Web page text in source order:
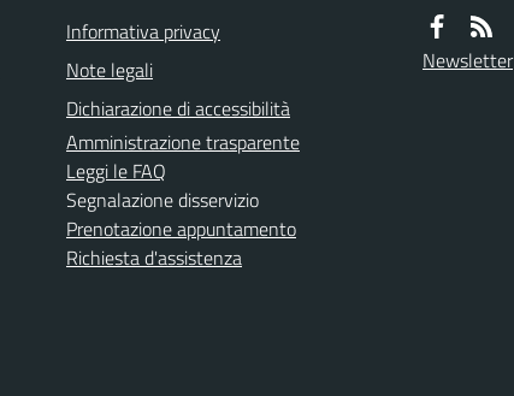
Informativa privacy
Note legali
Dichiarazione di accessibilità
Amministrazione trasparente
Leggi le FAQ
Segnalazione disservizio
Prenotazione appuntamento
Richiesta d'assistenza
Newsletter